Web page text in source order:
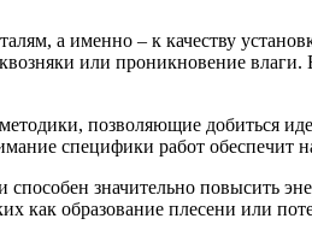
а именно – к качеству
или проникновение
позволяющие добиться
специфики работ обеспечит
значительно повысить
как образование плесени или